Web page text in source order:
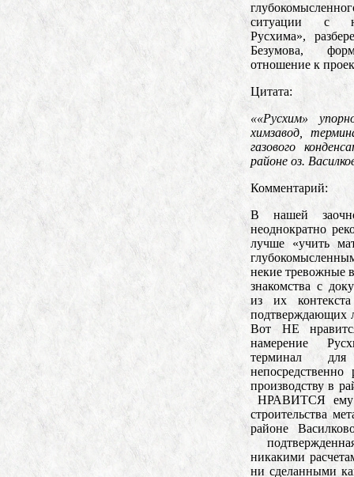
ситуации с
Русхима»,
Безумова,
отношение к
Цитата:
««Русхим»
химзавод,
газового
районе оз.
Комментарий:
В нашей
неоднократно
лучше «учить
некие тревожные
знакомства с
из их
подтверждающих
Вот НЕ
намерение
терминал
производству в
НРАВИТСЯ ему
строительства
районе
никакими
ни сделанными